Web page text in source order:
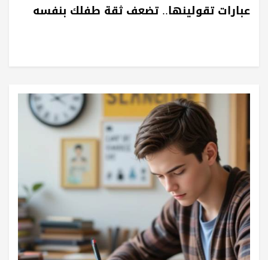
عبارات تقولينها.. تضعف ثقة طفلك بنفسه